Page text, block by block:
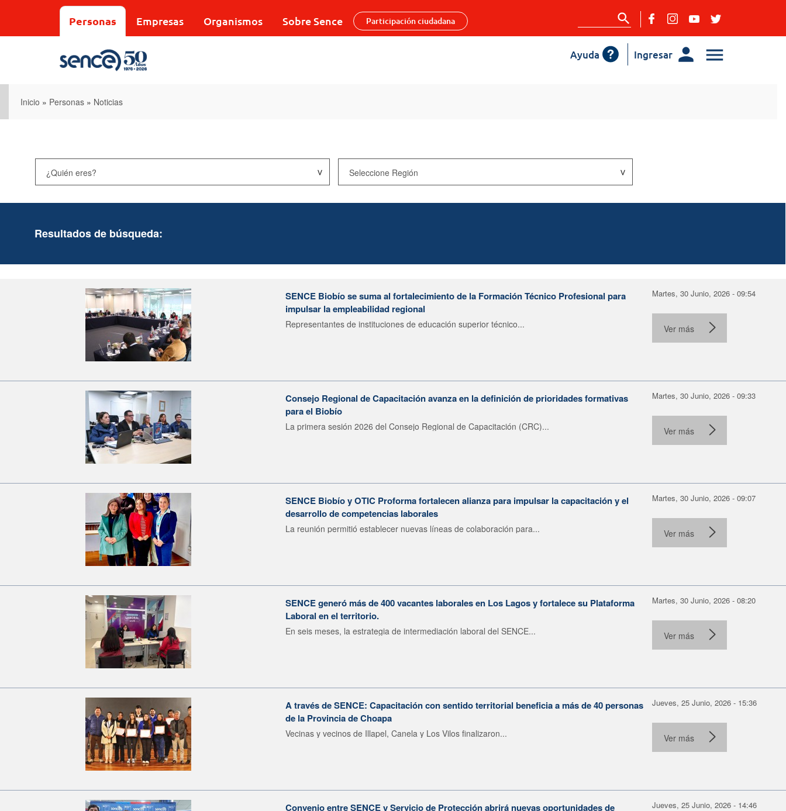
Personas Empresas Organismos Sobre Sence Participación ciudadana
Ingresar
Ayuda
Inicio » Personas » Noticias
Resultados de búsqueda:
SENCE Biobío se suma al fortalecimiento de la Formación Técnico Profesional para
impulsar la empleabilidad regional
Representantes de instituciones de educación superior técnico...
Martes, 30 Junio, 2026 - 09:54
Ver más
Consejo Regional de Capacitación avanza en la definición de prioridades formativas
para el Biobío
La primera sesión 2026 del Consejo Regional de Capacitación (CRC)...
Martes, 30 Junio, 2026 - 09:33
Ver más
SENCE Biobío y OTIC Proforma fortalecen alianza para impulsar la capacitación y el
desarrollo de competencias laborales
La reunión permitió establecer nuevas líneas de colaboración para...
Martes, 30 Junio, 2026 - 09:07
Ver más
SENCE generó más de 400 vacantes laborales en Los Lagos y fortalece su Plataforma
Laboral en el territorio.
En seis meses, la estrategia de intermediación laboral del SENCE...
Martes, 30 Junio, 2026 - 08:20
Ver más
A través de SENCE: Capacitación con sentido territorial beneficia a más de 40 personas
de la Provincia de Choapa
Vecinas y vecinos de Illapel, Canela y Los Vilos finalizaron...
Jueves, 25 Junio, 2026 - 15:36
Ver más
Convenio entre SENCE y Servicio de Protección abrirá nuevas oportunidades de
Jueves, 25 Junio, 2026 - 14:46